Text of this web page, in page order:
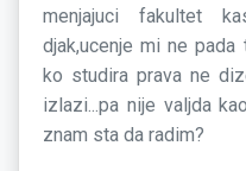
menjajuci fakultet
djak,ucenje mi ne
ko studira prava ne
izlazi...pa nije valjda
znam sta da radim?